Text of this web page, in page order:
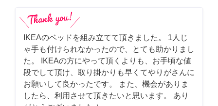
IKEAのベッドを組み立てて頂きました。 1人じ
ゃ手も付けられなかったので、とても助かりまし
た。 IKEAの方にやって頂くよりも、お手頃な値
段でして頂け、取り掛かりも早くてやりがさんに
お願いして良かったです。 また、機会がありま
したら、利用させて頂きたいと思います。 あり